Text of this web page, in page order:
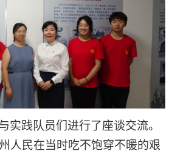
实践队员们进行了座谈交流。
人民在当时吃不饱穿不暖的艰